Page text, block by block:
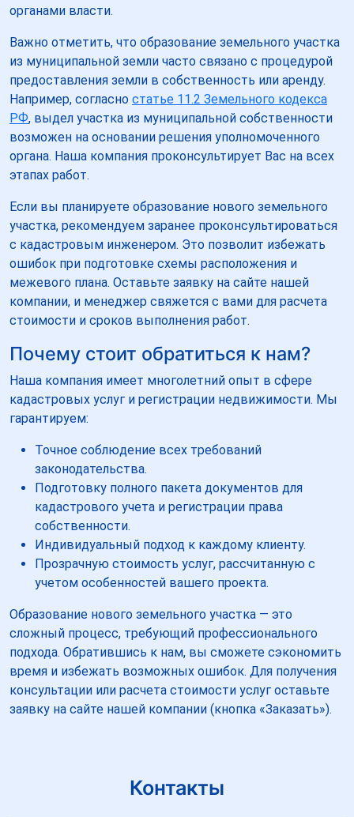
органами власти.
Важно отметить, что образование земельного участка
из муниципальной земли часто связано с процедурой
предоставления земли в собственность или аренду.
Например, согласно статье 11.2 Земельного кодекса
РФ, выдел участка из муниципальной собственности
возможен на основании решения уполномоченного
органа. Наша компания проконсультирует Вас на всех
этапах работ.
Если вы планируете образование нового земельного
участка, рекомендуем заранее проконсультироваться
с кадастровым инженером. Это позволит избежать
ошибок при подготовке схемы расположения и
межевого плана. Оставьте заявку на сайте нашей
компании, и менеджер свяжется с вами для расчета
стоимости и сроков выполнения работ.
Почему стоит обратиться к нам?
Наша компания имеет многолетний опыт в сфере
кадастровых услуг и регистрации недвижимости. Мы
гарантируем:
Точное соблюдение всех требований
законодательства.
Подготовку полного пакета документов для
кадастрового учета и регистрации права
собственности.
Индивидуальный подход к каждому клиенту.
Прозрачную стоимость услуг, рассчитанную с
учетом особенностей вашего проекта.
Образование нового земельного участка — это
сложный процесс, требующий профессионального
подхода. Обратившись к нам, вы сможете сэкономить
время и избежать возможных ошибок. Для получения
консультации или расчета стоимости услуг оставьте
заявку на сайте нашей компании (кнопка «Заказать»).
Контакты